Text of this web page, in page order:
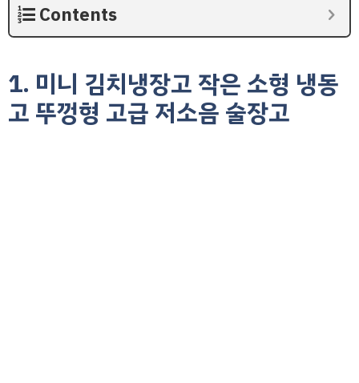
Contents
1. 미니 김치냉장고 작은 소형 냉동
고 뚜껑형 고급 저소음 술장고